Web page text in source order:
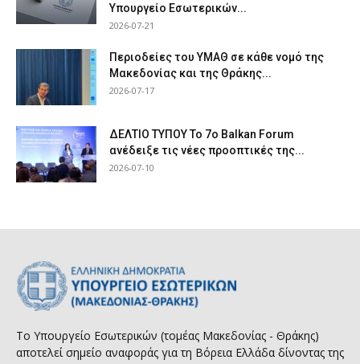
Υπουργείο Εσωτερικών...
2026-07-21
Περιοδείες του ΥΜΑΘ σε κάθε νομό της
Μακεδονίας και της Θράκης...
2026-07-17
ΔΕΛΤΙΟ ΤΥΠΟΥ Το 7ο Balkan Forum
ανέδειξε τις νέες προοπτικές της...
2026-07-10
Το Υπουργείο Εσωτερικών (τομέας Μακεδονίας - Θράκης)
αποτελεί σημείο αναφοράς για τη Βόρεια Ελλάδα δίνοντας της